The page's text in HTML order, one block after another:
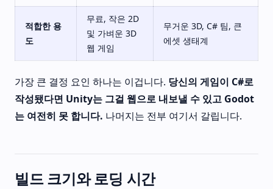
적합한 용
도
무료, 작은 2D
및 가벼운 3D
웹 게임
무거운 3D, C# 팀, 큰
에셋 생태계
가장 큰 결정 요인 하나는 이겁니다. 당신의 게임이 C#로
작성됐다면 Unity는 그걸 웹으로 내보낼 수 있고 Godot
는 여전히 못 합니다. 나머지는 전부 여기서 갈립니다.
빌드 크기와 로딩 시간